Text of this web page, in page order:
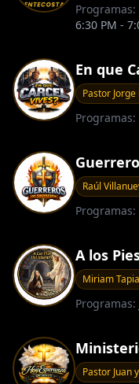
Programas:
6:30 PM -
En que
Pastor
Programas:
Raúl
Programas:
A los
Miriam
Programas:
Pastor Juan